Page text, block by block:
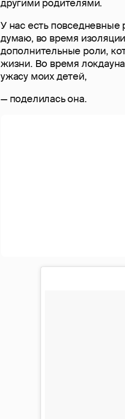
другими родителями.
У нас есть повседневные
думаю, во время
дополнительные роли,
жизни. Во время
ужасу моих детей,
— поделилась она.